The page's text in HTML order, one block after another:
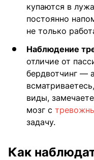
купаются в
постоянно
не только
Наблюдение
отличие от
бердвотчинг —
виды,
мозг с
задачу.
Как